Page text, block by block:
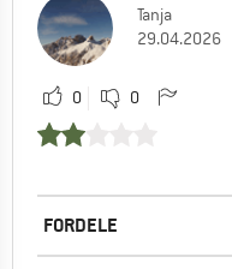
Tanja
29.04.2026
0 0
FORDELE